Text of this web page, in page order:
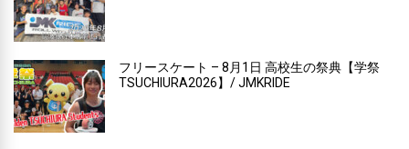
フリースケート – 8月1日 高校生の祭典【学祭
TSUCHIURA2026】/ JMKRIDE